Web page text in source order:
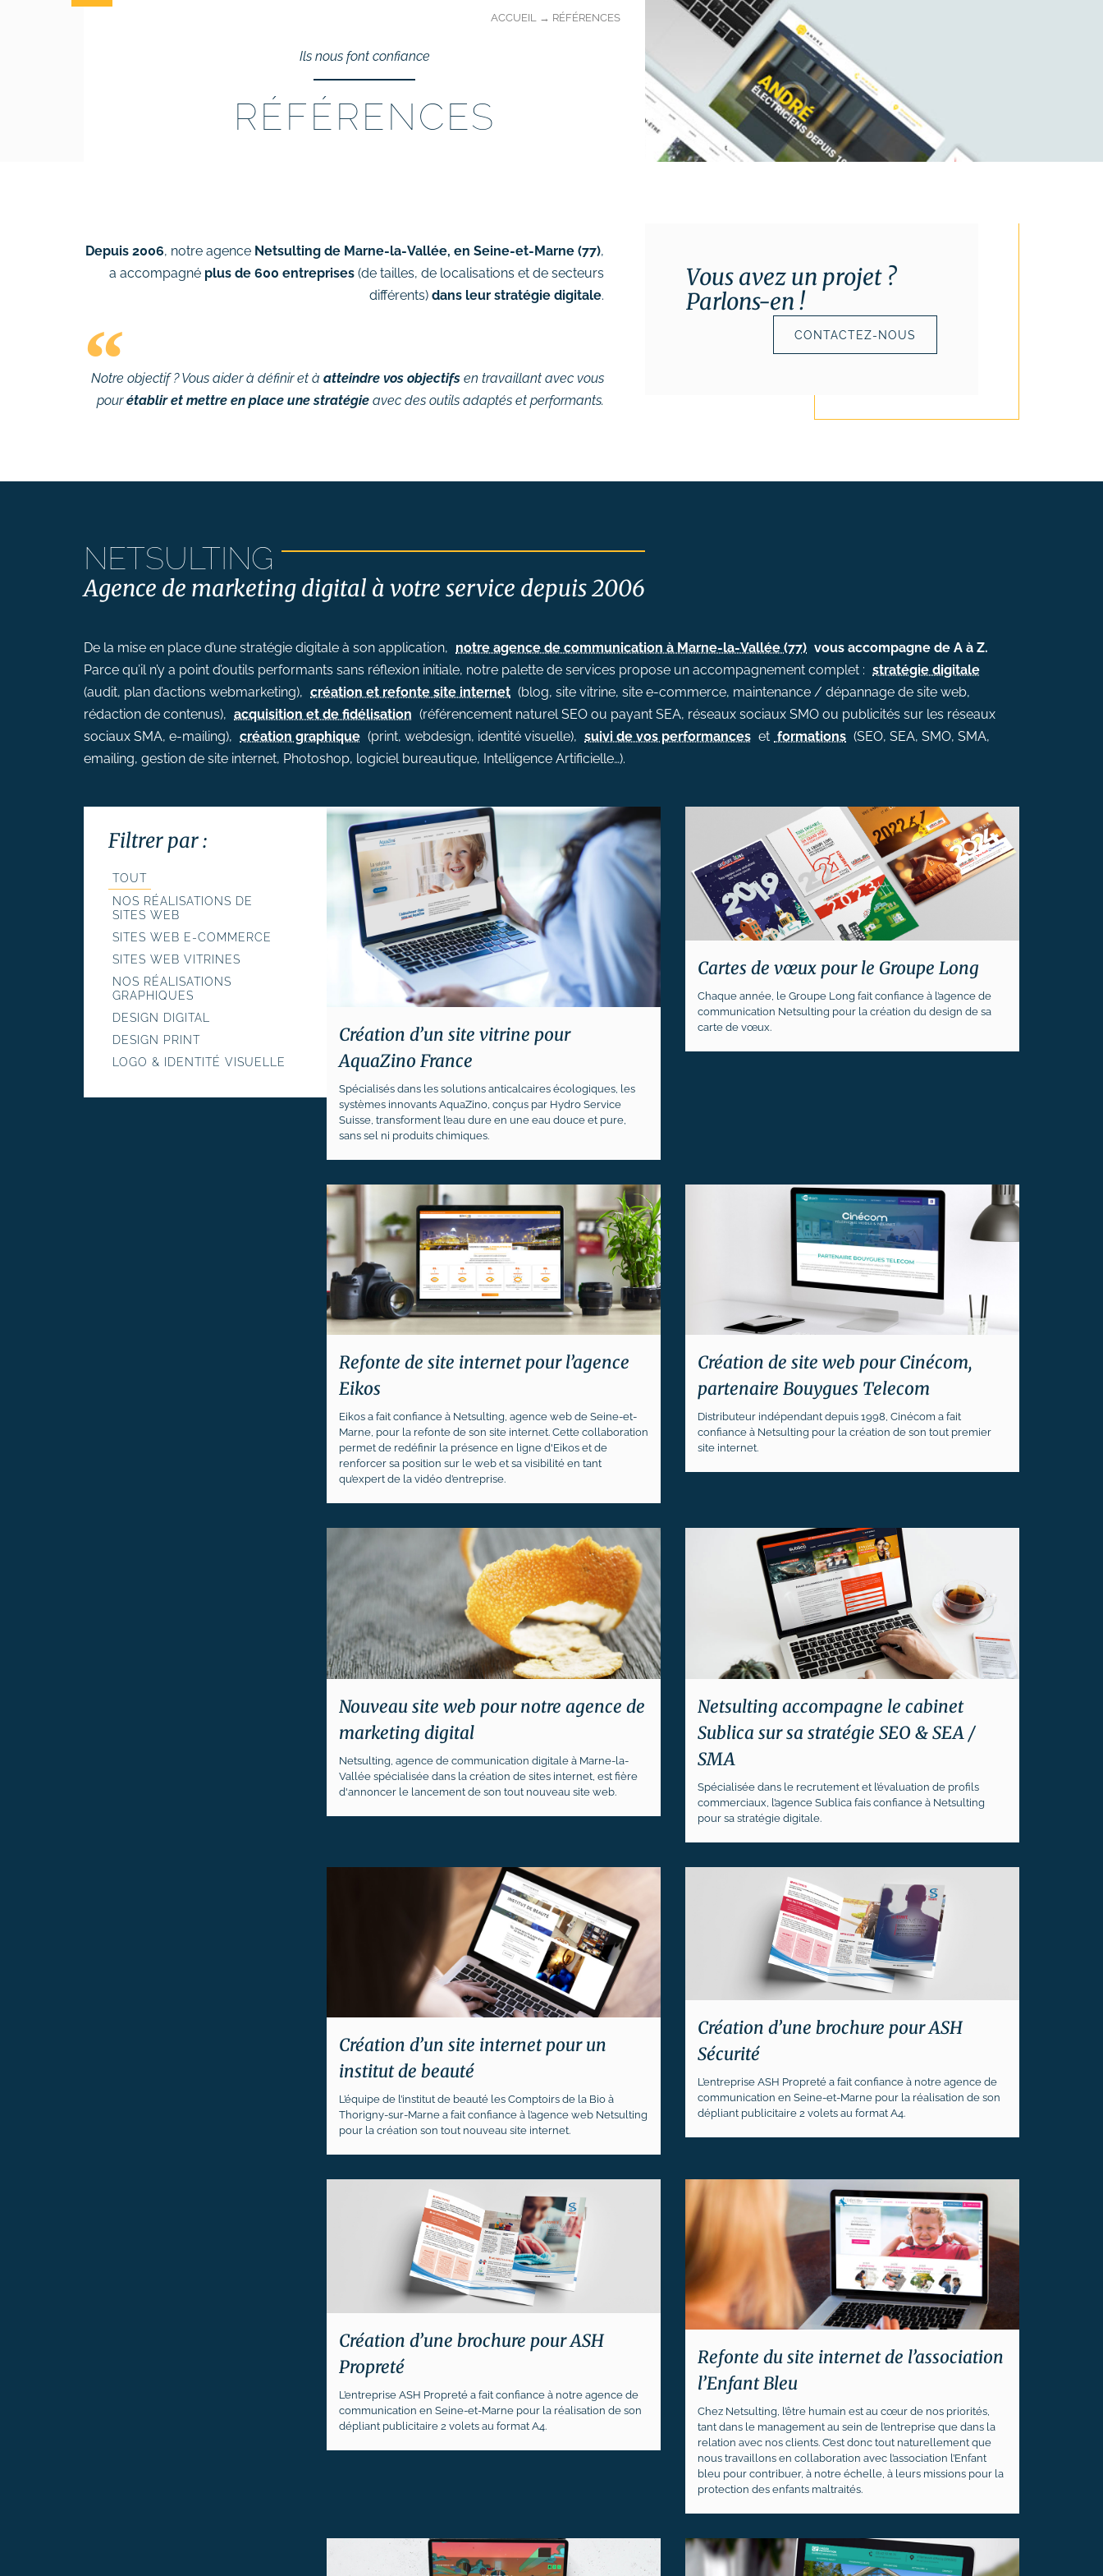
# Référencement payant (SEA)
Création graphique
# Graphisme print
# Webdesign
Suivi des performances
# Formation SMA (publicités
réseaux sociaux)
# Formation newsletter &
# Formation gestion de sites
internet
# Formations logiciels
bureautique
# Formation Photoshop
# Formation Intelligence
ACCUEIL → RÉFÉRENCES
Ils nous font confiance
RÉFÉRENCES
Depuis 2006, notre agence Netsulting de Marne-la-Vallée, en Seine-et-Marne (77),
a accompagné plus de 600 entreprises (de tailles, de localisations et de secteurs
différents) dans leur stratégie digitale.
Notre objectif ? Vous aider à définir et à atteindre vos objectifs en travaillant avec vous
pourétablir et mettre en place une stratégie avec des outils adaptés et performants.
Vous avez un projet ?
Parlons-en !
CONTACTEZ-NOUS
NETSULTING
Agence de marketing digital à votre service depuis 2006
De la mise en place d’une stratégie digitale à son application, notre agence de communication à Marne-la-Vallée (77) vous accompagne de A à Z.
Parce qu’il n’y a point d’outils performants sans réflexion initiale, notre palette de services propose un accompagnement complet : stratégie digitale
(audit, plan d’actions webmarketing), création et refonte site internet (blog, site vitrine, site e-commerce, maintenance / dépannage de site web,
rédaction de contenus), acquisition et de fidélisation (référencement naturel SEO ou payant SEA, réseaux sociaux SMO ou publicités sur les réseaux
sociaux SMA, e-mailing), création graphique (print, webdesign, identité visuelle), suivi de vos performances et formations (SEO, SEA, SMO, SMA,
emailing, gestion de site internet, Photoshop, logiciel bureautique, Intelligence Artificielle…).
Filtrer par :
NOS RÉALISATIONS DE
SITES WEB
SITES WEB E-COMMERCE
SITES WEB VITRINES
NOS RÉALISATIONS
GRAPHIQUES
DESIGN DIGITAL
DESIGN PRINT
LOGO & IDENTITÉ VISUELLE
TOUT
Création d’un site vitrine pour
AquaZino France
Spécialisés dans les solutions anticalcaires écologiques, les
systèmes innovants AquaZino, conçus par Hydro Service
Suisse, transforment l’eau dure en une eau douce et pure,
sans sel ni produits chimiques.
Cartes de vœux pour le Groupe Long
Chaque année, le Groupe Long fait confiance à l’agence de
communication Netsulting pour la création du design de sa
carte de vœux.
Refonte de site internet pour l’agence
Eikos
Eikos a fait confiance à Netsulting, agence web de Seine-et-
Marne, pour la refonte de son site internet. Cette collaboration
permet de redéfinir la présence en ligne d'Eikos et de
renforcer sa position sur le web et sa visibilité en tant
qu’expert de la vidéo d’entreprise.
Création de site web pour Cinécom,
partenaire Bouygues Telecom
Distributeur indépendant depuis 1998, Cinécom a fait
confiance à Netsulting pour la création de son tout premier
site internet.
Nouveau site web pour notre agence de
marketing digital
Netsulting, agence de communication digitale à Marne-la-
Vallée spécialisée dans la création de sites internet, est fière
d'annoncer le lancement de son tout nouveau site web.
Netsulting accompagne le cabinet
Sublica sur sa stratégie SEO & SEA /
SMA
Spécialisée dans le recrutement et l’évaluation de profils
commerciaux, l’agence Sublica fais confiance à Netsulting
pour sa stratégie digitale.
Création d’un site internet pour un
institut de beauté
L’équipe de l’institut de beauté les Comptoirs de la Bio à
Thorigny-sur-Marne a fait confiance à l’agence web Netsulting
pour la création son tout nouveau site internet.
Création d’une brochure pour ASH
Sécurité
L’entreprise ASH Propreté a fait confiance à notre agence de
communication en Seine-et-Marne pour la réalisation de son
dépliant publicitaire 2 volets au format A4.
Création d’une brochure pour ASH
Propreté
L’entreprise ASH Propreté a fait confiance à notre agence de
communication en Seine-et-Marne pour la réalisation de son
dépliant publicitaire 2 volets au format A4.
Refonte du site internet de l’association
l’Enfant Bleu
Chez Netsulting, l’être humain est au cœur de nos priorités,
tant dans le management au sein de l’entreprise que dans la
relation avec nos clients. C’est donc tout naturellement que
nous travaillons en collaboration avec l’association l’Enfant
bleu pour contribuer, à notre échelle, à leurs missions pour la
protection des enfants maltraités.